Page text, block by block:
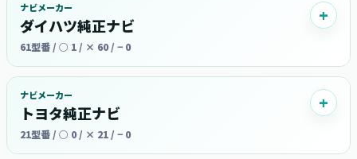
ナビメーカー
ダイハツ純正ナビ
61型番 / ○ 1 / × 60 / − 0
ナビメーカー
トヨタ純正ナビ
21型番 / ○ 0 / × 21 / − 0